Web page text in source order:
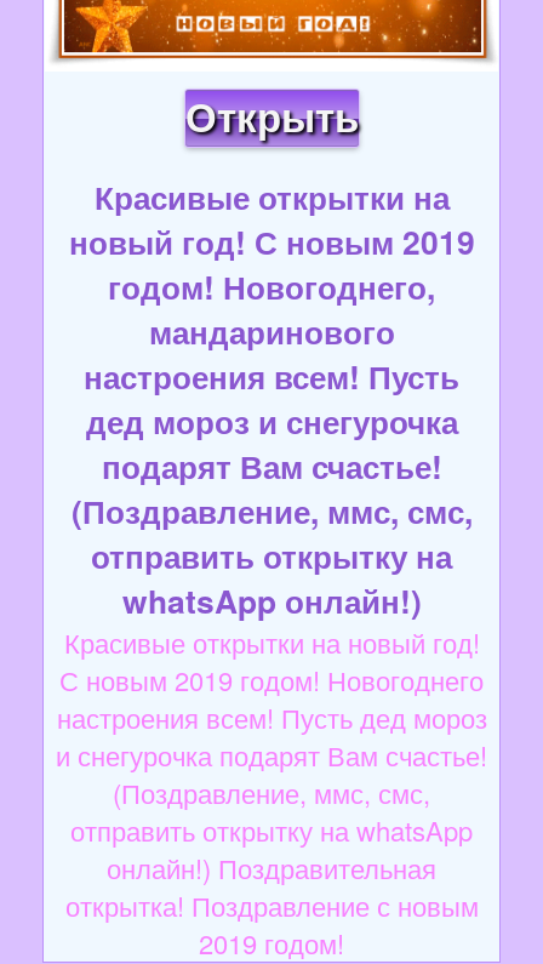
Открыть
Красивые открытки на
новый год! С новым 2019
годом! Новогоднего,
мандаринового
настроения всем! Пусть
дед мороз и снегурочка
подарят Вам счастье!
(Поздравление, ммс, смс,
отправить открытку на
whatsApp онлайн!)
Красивые открытки на новый год!
С новым 2019 годом! Новогоднего
настроения всем! Пусть дед мороз
и снегурочка подарят Вам счастье!
(Поздравление, ммс, смс,
отправить открытку на whatsApp
онлайн!) Поздравительная
открытка! Поздравление с новым
2019 годом!